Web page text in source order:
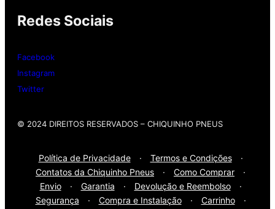
Então, entre em contato onde desejar:
Redes Sociais
Facebook
Instagram
Twitter
© 2024 DIREITOS RESERVADOS​ – CHIQUINHO PNEUS
Política de Privacidade · Termos e Condições
·
Contatos da Chiquinho Pneus
· Como Comprar
·
Envio
· Garantia · Devolução e Reembolso
·
Segurança
· Compra e Instalação · Carrinho
·